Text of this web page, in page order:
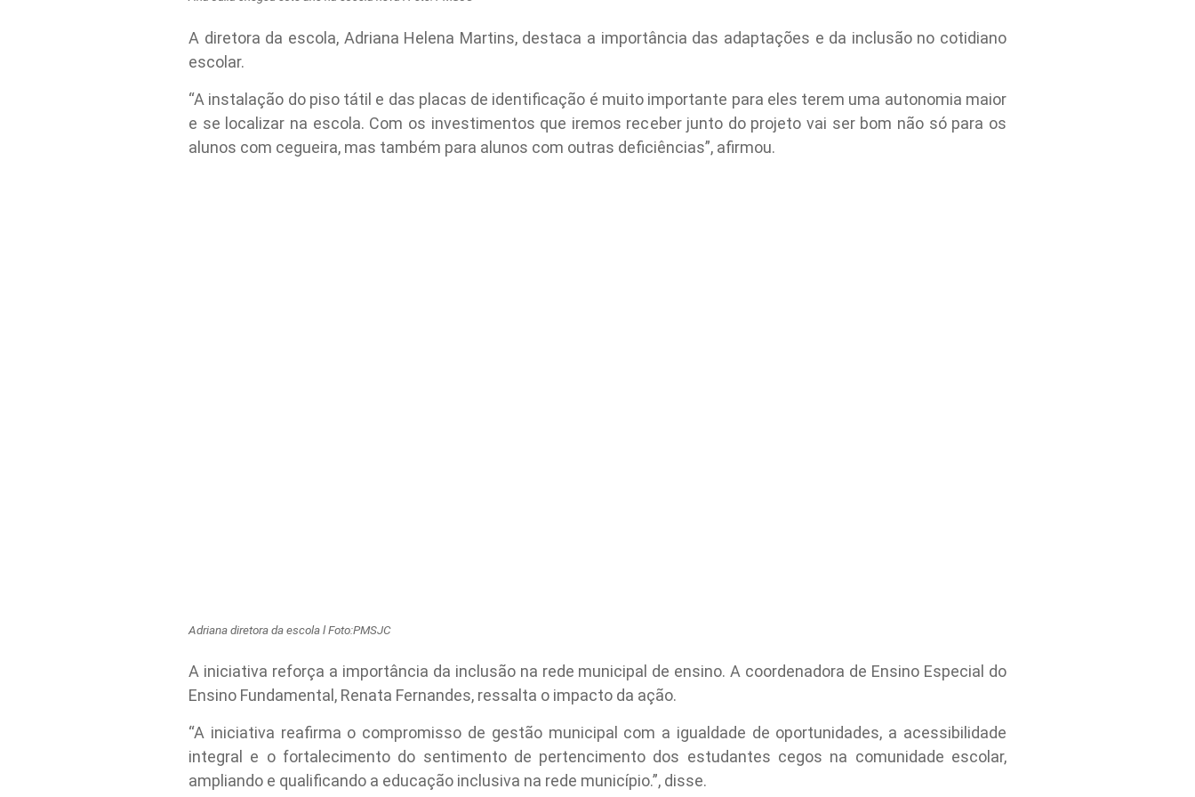
A diretora da escola, Adriana Helena Martins, destaca a importância das adaptações e da inclusão no cotidiano
escolar.
“A instalação do piso tátil e das placas de identificação é muito importante para eles terem uma autonomia maior
e se localizar na escola. Com os investimentos que iremos receber junto do projeto vai ser bom não só para os
alunos com cegueira, mas também para alunos com outras deficiências”, afirmou.
Adriana diretora da escola l Foto:PMSJC
A iniciativa reforça a importância da inclusão na rede municipal de ensino. A coordenadora de Ensino Especial do
Ensino Fundamental, Renata Fernandes, ressalta o impacto da ação.
“A iniciativa reafirma o compromisso de gestão municipal com a igualdade de oportunidades, a acessibilidade
integral e o fortalecimento do sentimento de pertencimento dos estudantes cegos na comunidade escolar,
ampliando e qualificando a educação inclusiva na rede município.”, disse.